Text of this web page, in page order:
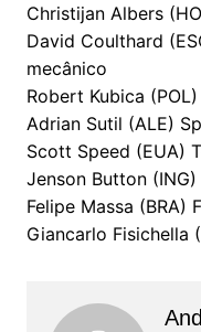
Christijan Albers
David Coulthard
mecânico
Robert Kubica
Adrian Sutil (ALE)
Scott Speed (EUA)
Jenson Button
Felipe Massa (BRA)
Giancarlo Fisichella